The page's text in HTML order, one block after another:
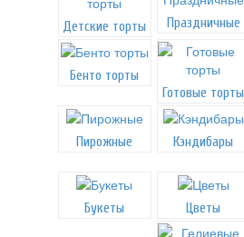
Детские торты Праздничные
Бенто торты
Готовые торты
Пирожные
Кэндибары
Букеты Цветы